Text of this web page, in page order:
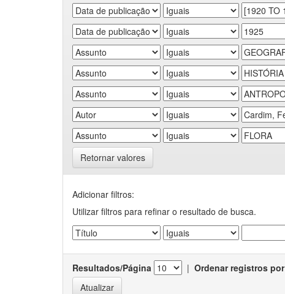
Retornar valores
Adicionar filtros:
Utilizar filtros para refinar o resultado de busca.
Resultados/Página | Ordenar registros por